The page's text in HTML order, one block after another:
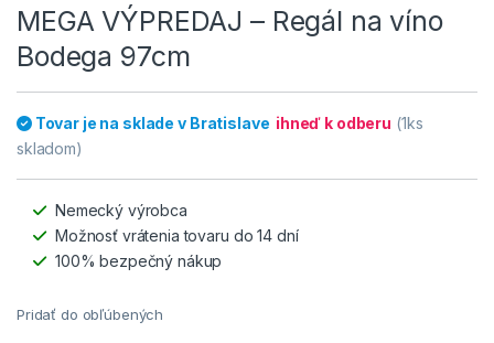
MEGA VÝPREDAJ – Regál na víno
Bodega 97cm
Tovar je na sklade v Bratislave ihneď k odberu (1ks
skladom)
Nemecký výrobca
Možnosť vrátenia tovaru do 14 dní
100% bezpečný nákup
Pridať do obľúbených